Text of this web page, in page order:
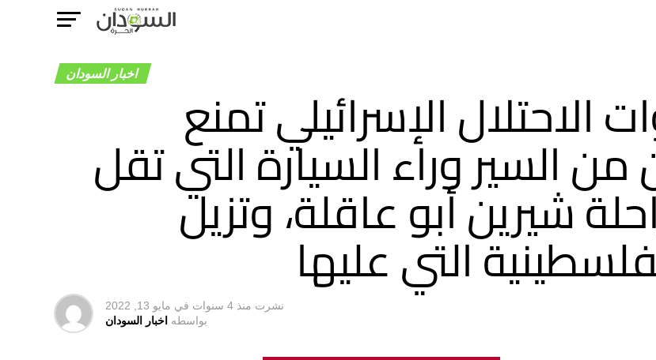
اخبار السودان
الاحتلال الإسرائيلي تمنع
السير وراء السيارة التي تقل
شيرين أبو عاقلة، وتزيل
التي عليها
نشرت منذ 4 سنوات في مايو 13, 2022
بواسطه اخبار السودان